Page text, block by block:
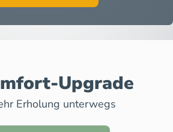
Upgrade
Erholung unterwegs